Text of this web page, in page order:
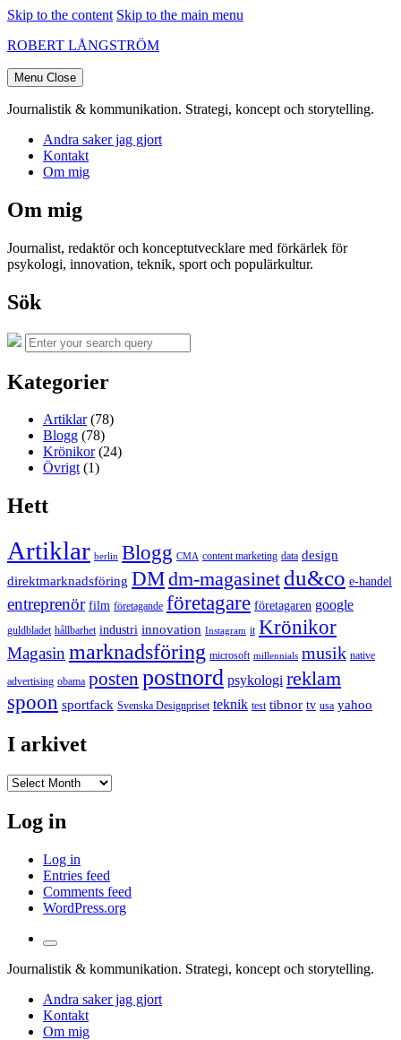
Skip to the content Skip to the main menu
ROBERT LÅNGSTRÖM
Menu Close
Journalistik & kommunikation. Strategi, koncept och storytelling.
Andra saker jag gjort
Kontakt
Om mig
Om mig
Journalist, redaktör och konceptutvecklare med förkärlek för
psykologi, innovation, teknik, sport och populärkultur.
Sök
Search
for:
Search
Kategorier
Artiklar(78)
Blogg (78)
Krönikor(24)
Övrigt(1)
Hett
Artiklar berlin Blogg CMA content marketing data design
direktmarknadsföring DMdm-magasinet du&co e-handel
entreprenör film företagande företagare företagaren google
guldbladet hållbarhet industri innovation Instagram it Krönikor
Magasinmarknadsföring microsoft millennials musik native
advertising obama posten postnord psykologi reklam
spoon sportfack Svenska Designpriset teknik test tibnor tv usa yahoo
I arkivet
Log in
Log in
Entries feed
Comments feed
WordPress.org
Toggle
the
search
Journalistik & kommunikation. Strategi, koncept och storytelling.
Andra saker jag gjort
Kontakt
Om mig